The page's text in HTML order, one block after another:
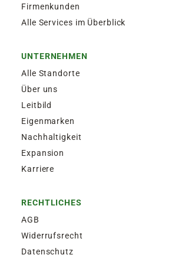
Firmenkunden
Alle Services im Überblick
UNTERNEHMEN
Alle Standorte
Über uns
Leitbild
Eigenmarken
Nachhaltigkeit
Expansion
Karriere
RECHTLICHES
AGB
Widerrufsrecht
Datenschutz